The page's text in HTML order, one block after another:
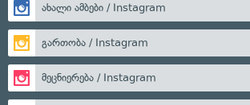
ახალი ამბები / Instagram
გართობა / Instagram
მეცნიერება / Instagram